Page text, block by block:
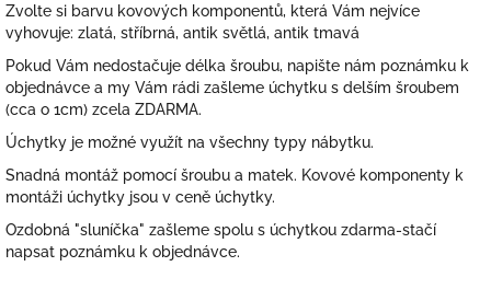
Zvolte si barvu kovových komponentů, která Vám nejvíce
vyhovuje: zlatá, stříbrná, antik světlá, antik tmavá
Pokud Vám nedostačuje délka šroubu, napište nám poznámku k
objednávce a my Vám rádi zašleme úchytku s delším šroubem
(cca o 1cm) zcela ZDARMA.
Úchytky je možné využít na všechny typy nábytku.
Snadná montáž pomocí šroubu a matek. Kovové komponenty k
montáži úchytky jsou v ceně úchytky.
Ozdobná "sluníčka" zašleme spolu s úchytkou zdarma-stačí
napsat poznámku k objednávce.